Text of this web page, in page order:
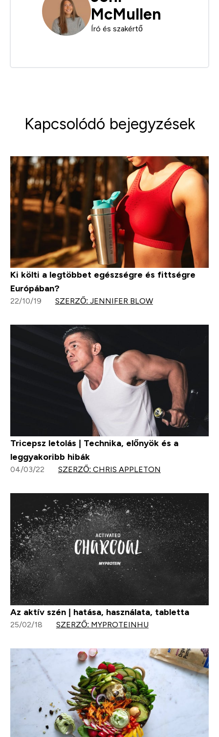
McMullen
Író és szakértő
Kapcsolódó bejegyzések
Ki költi a legtöbbet egészségre és fittségre
Európában?
22/10/19 SZERZŐ: JENNIFER BLOW
Tricepsz letolás | Technika, előnyök és a
leggyakoribb hibák
04/03/22 SZERZŐ: CHRIS APPLETON
Az aktív szén | hatása, használata, tabletta
25/02/18 SZERZŐ: MYPROTEINHU